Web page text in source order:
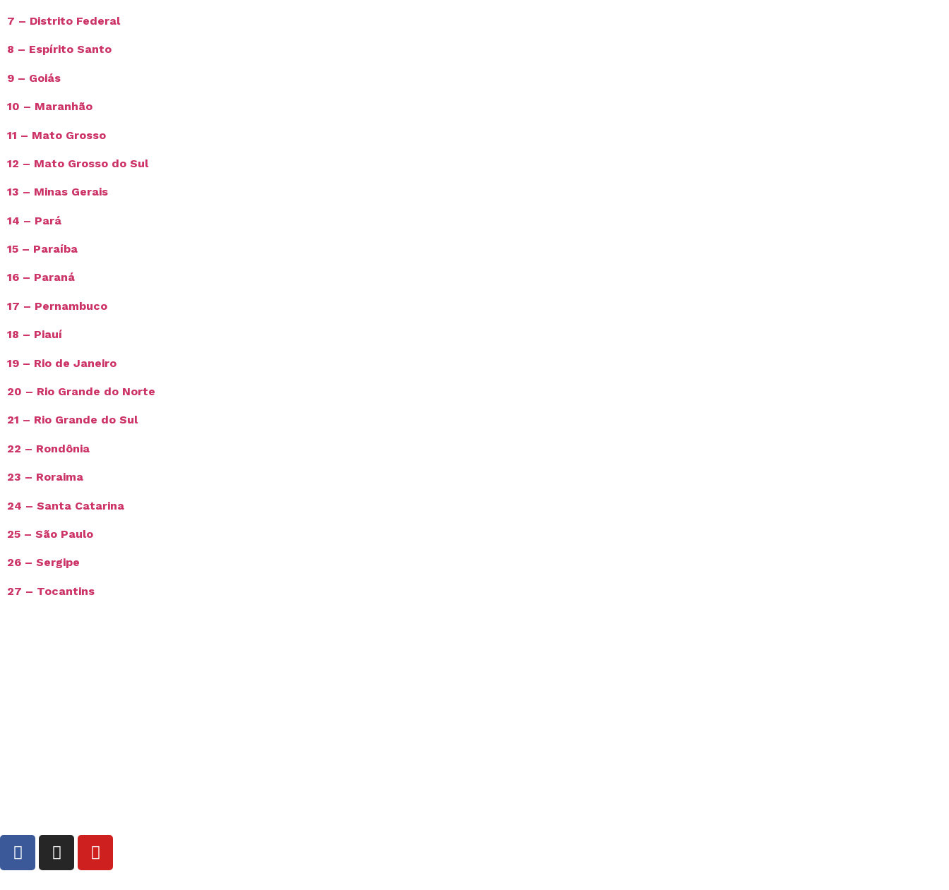
7 – Distrito Federal
8 – Espírito Santo
9 – Goiás
10 – Maranhão
11 – Mato Grosso
12 – Mato Grosso do Sul
13 – Minas Gerais
14 – Pará
15 – Paraíba
16 – Paraná
17 – Pernambuco
18 – Piauí
19 – Rio de Janeiro
20 – Rio Grande do Norte
21 – Rio Grande do Sul
22 – Rondônia
23 – Roraima
24 – Santa Catarina
25 – São Paulo
26 – Sergipe
27 – Tocantins